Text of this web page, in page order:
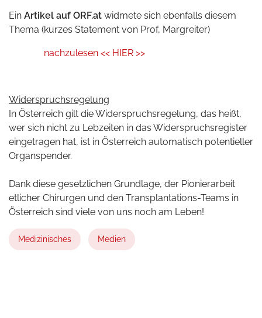
Ein Artikel auf ORF.at widmete sich ebenfalls diesem
Thema (kurzes Statement von Prof, Margreiter)
nachzulesen << HIER >>
Widerspruchsregelung
In Österreich gilt die Widerspruchsregelung, das heißt,
wer sich nicht zu Lebzeiten in das Widerspruchsregister
eingetragen hat, ist in Österreich automatisch potentieller
Organspender.
Dank diese gesetzlichen Grundlage, der Pionierarbeit
etlicher Chirurgen und den Transplantations-Teams in
Österreich sind viele von uns noch am Leben!
Medizinisches Medien